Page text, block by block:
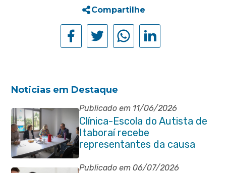
Compartilhe
Noticias em Destaque
Publicado em 11/06/2026
Clínica-Escola do Autista de
Itaboraí recebe
representantes da causa
atípica de Santa Catarina
Publicado em 06/07/2026